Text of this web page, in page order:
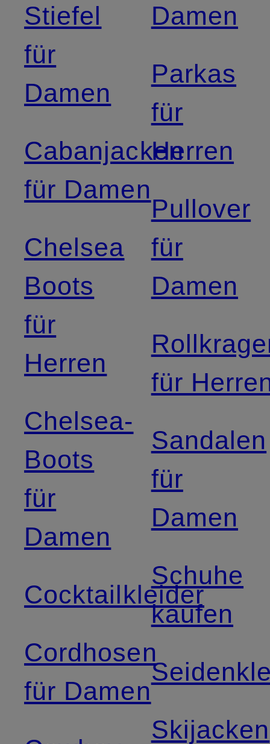
Stiefel
für
Damen
Cabanjacken
für Damen
Chelsea
Boots
für
Herren
Chelsea-
Boots
für
Damen
Cocktailkleider
Cordhosen
für Damen
Damen
Parkas
für
Herren
Pullover
für
Damen
für
Sandalen
für
Damen
Schuhe
kaufen
Skijacken